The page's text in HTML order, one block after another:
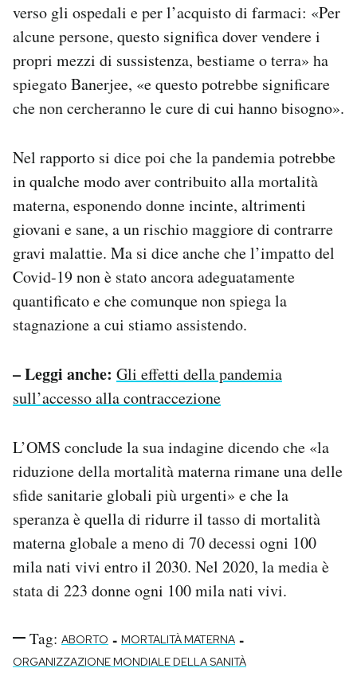
verso gli ospedali e per l’acquisto di farmaci: «Per
alcune persone, questo significa dover vendere i
propri mezzi di sussistenza, bestiame o terra» ha
spiegato Banerjee, «e questo potrebbe significare
che non cercheranno le cure di cui hanno bisogno».
Nel rapporto si dice poi che la pandemia potrebbe
in qualche modo aver contribuito alla mortalità
materna, esponendo donne incinte, altrimenti
giovani e sane, a un rischio maggiore di contrarre
gravi malattie. Ma si dice anche che l’impatto del
Covid-19 non è stato ancora adeguatamente
quantificato e che comunque non spiega la
stagnazione a cui stiamo assistendo.
– Leggi anche: Gli effetti della pandemia
sull’accesso alla contraccezione
L’OMS conclude la sua indagine dicendo che «la
riduzione della mortalità materna rimane una delle
sfide sanitarie globali più urgenti» e che la
speranza è quella di ridurre il tasso di mortalità
materna globale a meno di 70 decessi ogni 100
mila nati vivi entro il 2030. Nel 2020, la media è
stata di 223 donne ogni 100 mila nati vivi.
Tag: ABORTO - MORTALITÀ MATERNA -
ORGANIZZAZIONE MONDIALE DELLA SANITÀ